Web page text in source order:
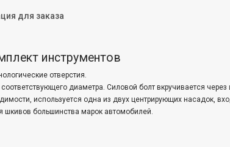
для заказа
инструментов
отверстия.
диаметра. Силовой болт вкручивается через
используется одна из двух центрирующих насадок,
шкивов большинства марок автомобилей.